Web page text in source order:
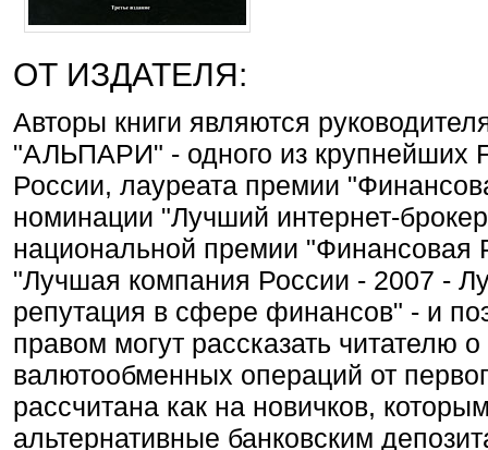
ОТ ИЗДАТЕЛЯ:
Авторы книги являются
"АЛЬПАРИ" - одного из крупнейших
России, лауреата премии
номинации "Лучший интернет-
национальной премии "Финансовая
"Лучшая компания России - 2007 -
репутация в сфере финансов" - и
правом могут рассказать читателю о
валютообменных операций от
рассчитана как на новичков,
альтернативные банковским